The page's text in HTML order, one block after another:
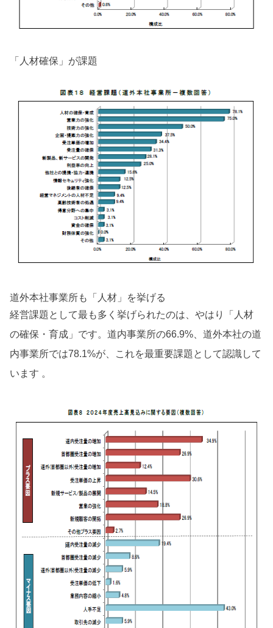
「人材確保」が課題
道外本社事業所も「人材」を挙げる
経営課題として最も多く挙げられたのは、やはり「人材
の確保・育成」です。道内事業所の66.9%、道外本社の道
内事業所では78.1%が、これを最重要課題として認識して
います 。